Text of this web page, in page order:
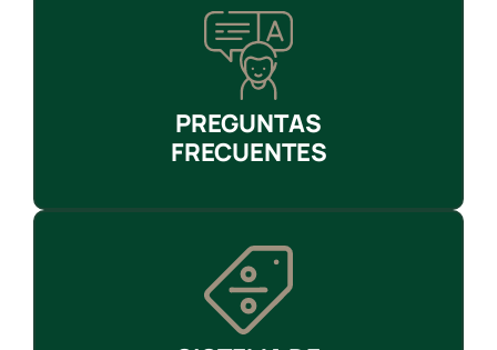
PREGUNTAS
FRECUENTES